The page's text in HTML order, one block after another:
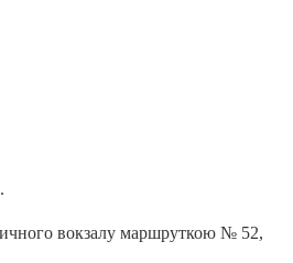
вокзалу маршруткою № 52,